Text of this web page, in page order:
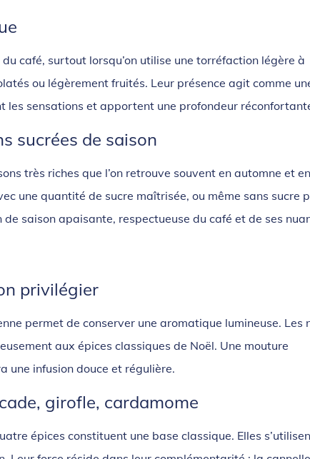
café, surtout lorsqu’on utilise une torréfaction légère à
ou légèrement fruités. Leur présence agit comme
les sensations et apportent une profondeur
sucrées de saison
très riches que l’on retrouve souvent en automne et en
une quantité de sucre maîtrisée, ou même sans sucre
saison apaisante, respectueuse du café et de ses
privilégier
permet de conserver une aromatique lumineuse. Les
aux épices classiques de Noël. Une mouture
une infusion douce et régulière.
girofle, cardamome
épices constituent une base classique. Elles